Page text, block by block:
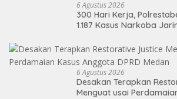
6 Agustus 2026
300 Hari Kerja,
1.187 Kasus Narkoba
6 Agustus 2026
Desakan Terapkan
Menguat usai